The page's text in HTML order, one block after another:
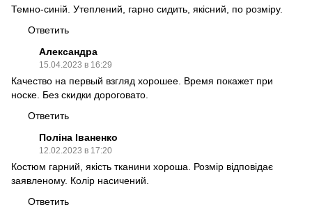
Темно-синій. Утеплений, гарно сидить, якісний, по розміру.
Ответить
Александра
15.04.2023 в 16:29
Качество на первый взгляд хорошее. Время покажет при
носке. Без скидки дороговато.
Ответить
Поліна Іваненко
12.02.2023 в 17:20
Костюм гарний, якість тканини хороша. Розмір відповідає
заявленому. Колір насичений.
Ответить